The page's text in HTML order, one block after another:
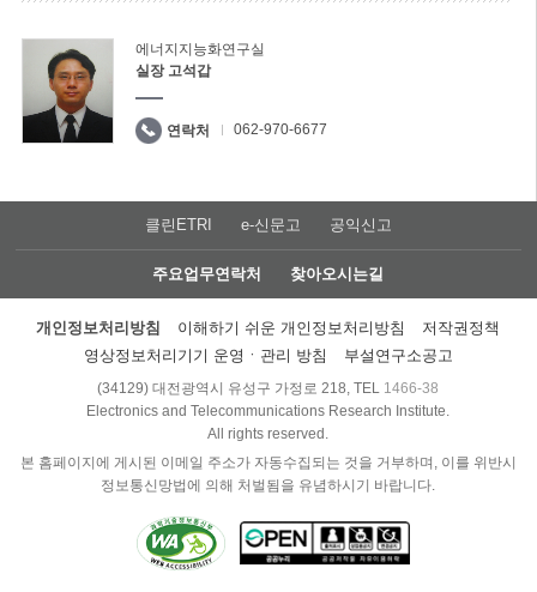
에너지지능화연구실
실장 고석갑
연락처 062-970-6677
클린ETRI e-신문고 공익신고
주요업무연락처 찾아오시는길
개인정보처리방침 이해하기 쉬운 개인정보처리방침
저작권정책
영상정보처리기기 운영ㆍ관리 방침
부설연구소공고
(34129) 대전광역시 유성구 가정로 218, TEL 1466-38
Electronics and Telecommunications Research Institute.
All rights reserved.
본 홈페이지에 게시된 이메일 주소가 자동수집되는 것을 거부하며, 이를 위반시
정보통신망법에 의해 처벌됨을 유념하시기 바랍니다.